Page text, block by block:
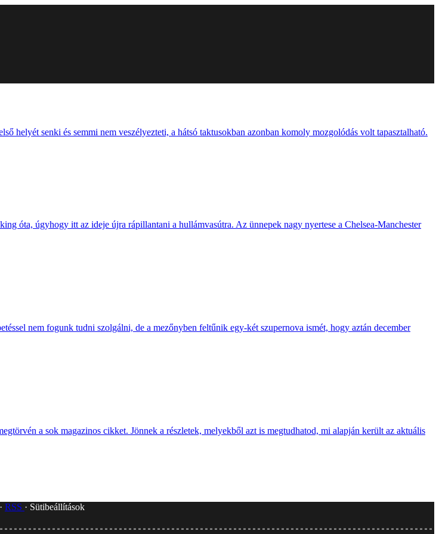
helyét senki és semmi nem veszélyezteti, a hátsó taktusokban azonban komoly mozgolódás volt tapasztalható.
óta, úgyhogy itt az ideje újra rápillantani a hullámvasútra. Az ünnepek nagy nyertese a Chelsea-Manchester
nem fogunk tudni szolgálni, de a mezőnyben feltűnik egy-két szupernova ismét, hogy aztán december
a sok magazinos cikket. Jönnek a részletek, melyekből azt is megtudhatod, mi alapján került az aktuális
RSS
Sütibeállítások